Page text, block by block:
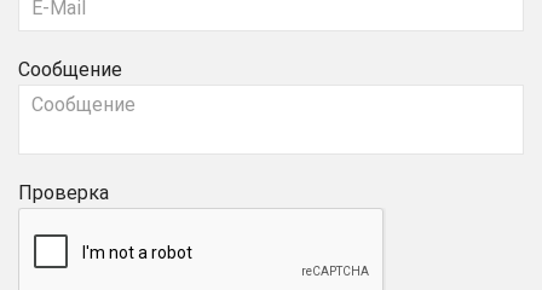
Сообщение
Проверка